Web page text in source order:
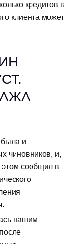
кредитов в
клиента может
была и
чиновников, и,
этом сообщил в
нашим